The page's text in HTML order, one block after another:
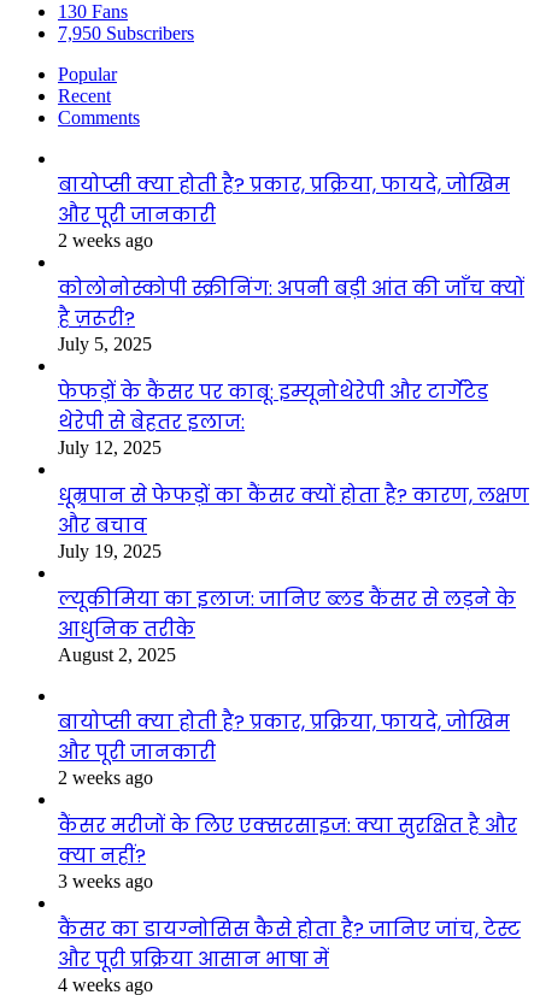
130 Fans
7,950 Subscribers
Popular
Recent
Comments
बायोप्सी क्या होती है? प्रकार, प्रक्रिया, फायदे, जोखिम
और पूरी जानकारी
2 weeks ago
कोलोनोस्कोपी स्क्रीनिंग: अपनी बड़ी आंत की जाँच क्यों
है ज़रूरी?
July 5, 2025
फेफड़ों के कैंसर पर काबू: इम्यूनोथेरेपी और टार्गेटेड
थेरेपी से बेहतर इलाज:
July 12, 2025
धूम्रपान से फेफड़ों का कैंसर क्यों होता है? कारण, लक्षण
और बचाव
July 19, 2025
ल्यूकीमिया का इलाज: जानिए ब्लड कैंसर से लड़ने के
आधुनिक तरीके
August 2, 2025
बायोप्सी क्या होती है? प्रकार, प्रक्रिया, फायदे, जोखिम
और पूरी जानकारी
2 weeks ago
कैंसर मरीजों के लिए एक्सरसाइज: क्या सुरक्षित है और
क्या नहीं?
3 weeks ago
कैंसर का डायग्नोसिस कैसे होता है? जानिए जांच, टेस्ट
और पूरी प्रक्रिया आसान भाषा में
4 weeks ago